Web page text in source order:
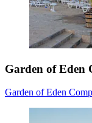
Garden of Eden
Garden of Eden